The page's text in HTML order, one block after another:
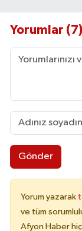
Yorumlar (7)
Gönder
Yorum yazarak
ve tüm
Afyon Haber